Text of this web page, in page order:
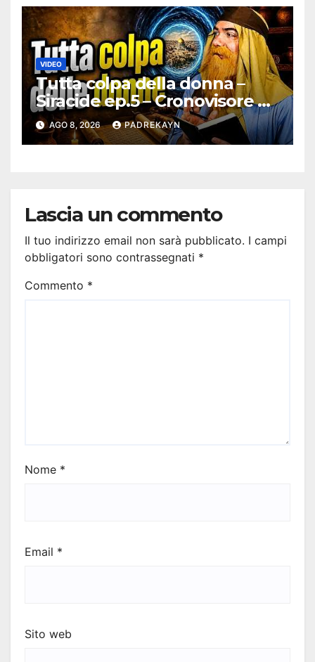
VIDEO
Tutta colpa della donna –
Siracide ep.5 – Cronovisore e
Bibbia
AGO 8, 2026 PADREKAYN
Lascia un commento
Il tuo indirizzo email non sarà pubblicato. I campi
obbligatori sono contrassegnati *
Commento *
Nome *
Email *
Sito web